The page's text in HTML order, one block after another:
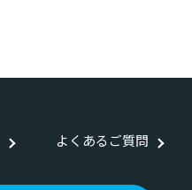
よくあるご質問